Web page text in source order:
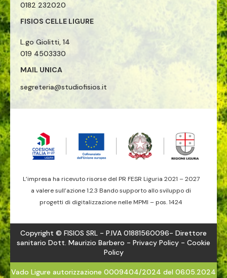
0182 232020
FISIOS CELLE LIGURE
L.go Giolitti, 14
019 4503330
MAIL UNICA
segreteria@studiofisios.it
L’impresa ha ricevuto risorse del PR FESR Liguria 2021 – 2027
a valere sull’azione 1.2.3 Bando supporto allo sviluppo di
progetti di digitalizzazione nelle MPMI – pos. 1424
Copyright © FISIOS SRL - P.IVA 01881560096- Direttore
sanitario Dott. Maurizio Barbero - Privacy Policy - Cookie
Policy
Vado Ligure autorizzazione 0009404/2024 del 06.05.2024